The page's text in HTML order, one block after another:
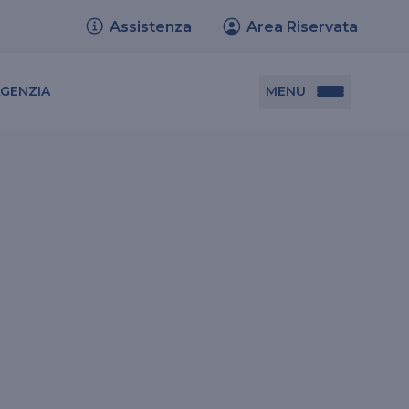
Assistenza Area Riservata
MENU